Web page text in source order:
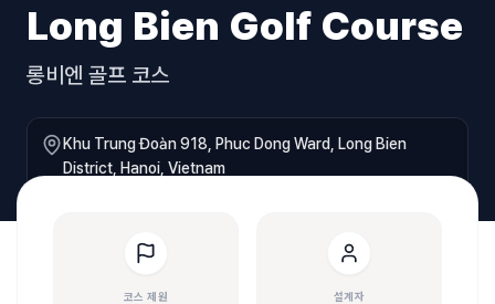
Long Bien Golf Course
롱비엔 골프 코스
Khu Trung Đoàn 918, Phuc Dong Ward, Long Bien
District, Hanoi, Vietnam
코스 제원 설계자